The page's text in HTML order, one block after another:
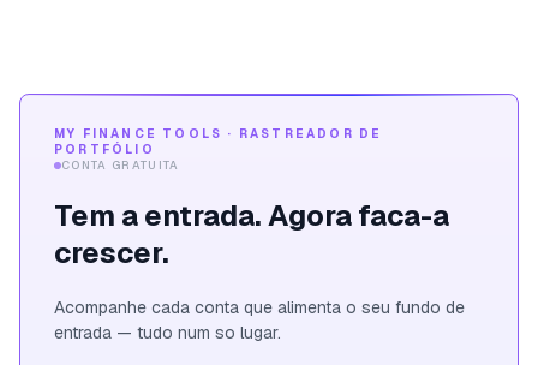
MY FINANCE TOOLS · RASTREADOR DE
PORTFÓLIO
CONTA GRATUITA
Tem a entrada. Agora faca-a
crescer.
Acompanhe cada conta que alimenta o seu fundo de
entrada — tudo num so lugar.